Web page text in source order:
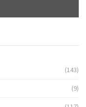
(143)
(9)